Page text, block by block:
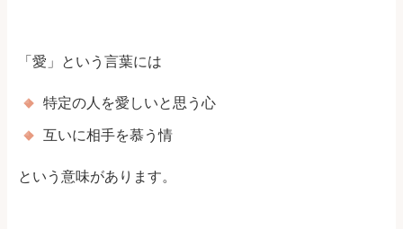
「愛」という言葉には
特定の人を愛しいと思う心
互いに相手を慕う情
という意味があります。